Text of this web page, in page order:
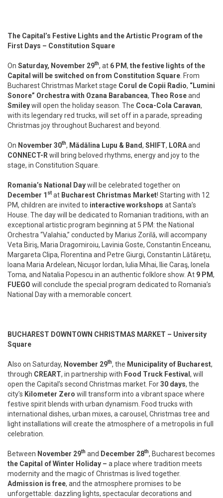
The Capital’s Festive Lights and the Artistic Program of the
First Days – Constitution Square
On Saturday, November 29th, at 6 PM, the festive lights of the
Capital will be switched on from Constitution Square . From
Bucharest Christmas Market stage Corul de Copii Radio, “Lumini
Sonore” Orchestra with Ozana Barabancea, Theo Roseand
Smileywill open the holiday season. The Coca-Cola Caravan,
with its legendary red trucks, will set off in a parade, spreading
Christmas joy throughout Bucharest and beyond.
On November 30th, Mădălina Lupu & Band, SHIFT, LORAand
CONNECT-R will bring beloved rhythms, energy and joy to the
stage, in Constitution Square.
Romania’s National Daywill be celebrated together on
December 1 stat Bucharest Christmas Market! Starting with 12
PM, children are invited to interactive workshops at Santa’s
House. The day will be dedicated to Romanian traditions, with an
exceptional artistic program beginning at 5 PM: the National
Orchestra “Valahia,” conducted by Marius Zorilă, will accompany
Veta Biriş, Maria Dragomiroiu, Lavinia Goste, Constantin Enceanu,
Margareta Clipa, Florentina and Petre Giurgi, Constantin Lătăreţu,
Ioana Maria Ardelean, Nicuşor Iordan, Iulia Mihai, Ilie Caraş, Ionela
Toma, and Natalia Popescu in an authentic folklore show. At 9 PM,
FUEGO will conclude the special program dedicated to Romania’s
National Day with a memorable concert.
BUCHAREST DOWNTOWN CHRISTMAS MARKET – University
Square
Also on Saturday, November 29th, the Municipality of Bucharest,
through CREART, in partnership with Food Truck Festival, will
open the Capital’s second Christmas market. For30 days, the
city’s Kilometer Zero will transform into a vibrant space where
festive spirit blends with urban dynamism. Food trucks with
international dishes, urban mixes, a carousel, Christmas tree and
light installations will create the atmosphere of a metropolis in full
celebration.
Between November 29th and December 28th, Bucharest becomes
the Capital of Winter Holiday – a place where tradition meets
modernity and the magic of Christmas is lived together.
Admission is free, and the atmosphere promises to be
unforgettable: dazzling lights, spectacular decorations and